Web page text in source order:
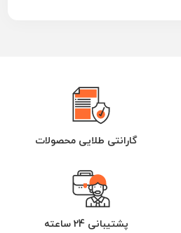
گارانتی طلایی محصولات
پشتیبانی 24 ساعته